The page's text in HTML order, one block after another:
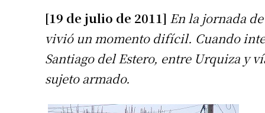
[19 de julio de 2011] En la jornada
vivió un momento difícil. Cuando
Santiago del Estero, entre Urquiza y
sujeto armado.